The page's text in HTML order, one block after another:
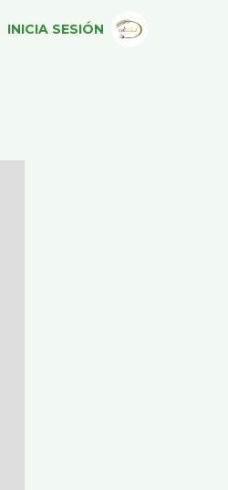
INICIA SESIÓN